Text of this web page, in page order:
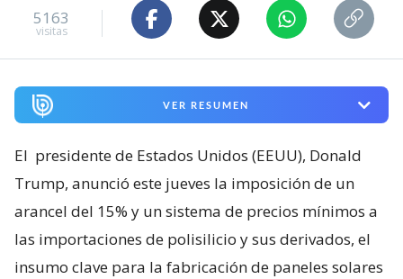
5163
visitas
VER RESUMEN
El presidente de Estados Unidos (EEUU), Donald
Trump, anunció este jueves la imposición de un
arancel del 15% y un sistema de precios mínimos a
las importaciones de polisilicio y sus derivados, el
insumo clave para la fabricación de paneles solares